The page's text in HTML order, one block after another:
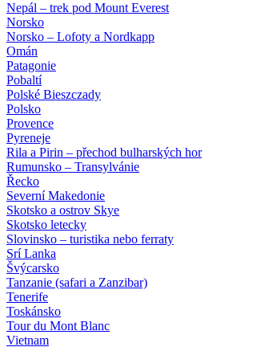
Nepál – trek pod Mount Everest
Norsko
Norsko – Lofoty a Nordkapp
Omán
Patagonie
Pobaltí
Polské Bieszczady
Polsko
Provence
Pyreneje
Rila a Pirin – přechod bulharských hor
Rumunsko – Transylvánie
Řecko
Severní Makedonie
Skotsko a ostrov Skye
Skotsko letecky
Slovinsko – turistika nebo ferraty
Srí Lanka
Švýcarsko
Tanzanie (safari a Zanzibar)
Tenerife
Toskánsko
Tour du Mont Blanc
Vietnam